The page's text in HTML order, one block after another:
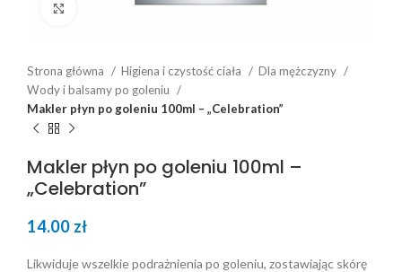
Click to enlarge
Strona główna Higiena i czystość ciała
Dla mężczyzny
Wody i balsamy po goleniu
Makler płyn po goleniu 100ml – „Celebration”
Makler płyn po goleniu 100ml –
„Celebration”
14.00 zł
Likwiduje wszelkie podrażnienia po goleniu, zostawiając skórę